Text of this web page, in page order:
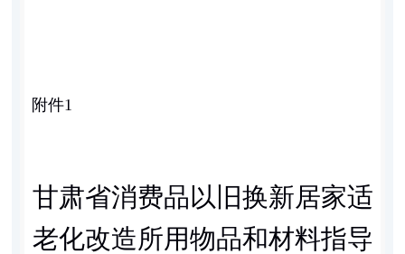
附件1
甘肃省消费品以旧换新居家适
老化改造所用物品和材料指导